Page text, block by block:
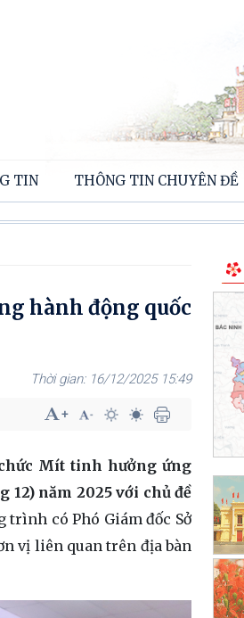
TIN THÔNG TIN CHUYÊN ĐỀ
hành động quốc
16/12/2025 15:49
chức Mít tinh hưởng ứng
12) năm 2025 với chủ đề
trình có Phó Giám đốc Sở
vị liên quan trên địa bàn